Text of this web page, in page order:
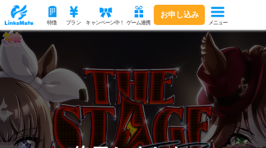
特徴 プラン キャンペーン中！ ゲーム連携
お申し込み
メニュー